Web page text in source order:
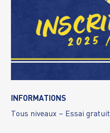
INFORMATIONS
Tous niveaux – Essai gratuit